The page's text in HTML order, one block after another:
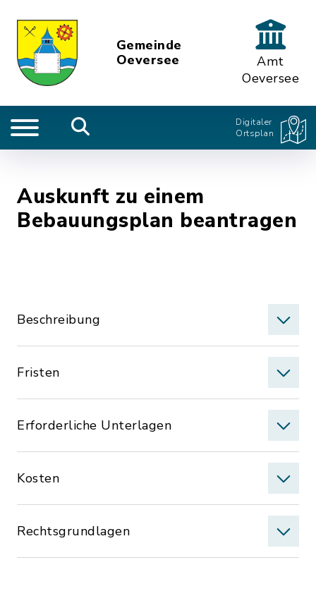
Gemeinde
Oeversee
Amt
Oeversee
Digitaler
Ortsplan
Auskunft zu einem
Bebauungsplan beantragen
Beschreibung
Fristen
Erforderliche Unterlagen
Kosten
Rechtsgrundlagen